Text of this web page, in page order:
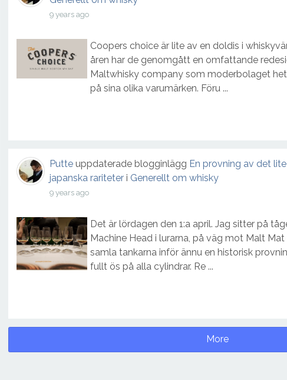
St. Magdalene 19 Rare Malts Selection
Whisky
9 years ago
Coopers choice är lite av en doldis i
åren har de genomgått en omfattande
Maltwhisky company som moderbolaget
på sina olika varumärken. Föru ...
Putte uppdaterade blogginlägg En provning av det
japanska rariteter i Generellt om whisky
9 years ago
Det är lördagen den 1:a april. Jag sitter på
Machine Head i lurarna, på väg mot Malt
samla tankarna inför ännu en historisk
fullt ös på alla cylindrar. Re ...
More